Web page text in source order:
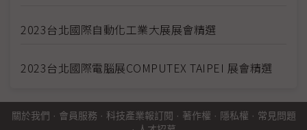
2023台北國際自動化工業大展展會精選
2023台北國際電腦展COMPUTEX TAIPEI 展會精選
關於我們 · 會員服務 · 科技產業報訂閱 · 著作權 · 隱私權 · 常見問題